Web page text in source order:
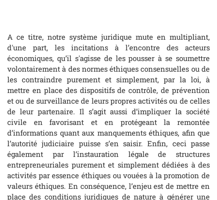
A ce titre, notre système juridique mute en multipliant,
d'une part, les incitations à l’encontre des acteurs
économiques, qu’il s'agisse de les pousser à se soumettre
volontairement à des normes éthiques consensuelles ou de
les contraindre purement et simplement, par la loi, à
mettre en place des dispositifs de contrôle, de prévention
et ou de surveillance de leurs propres activités ou de celles
de leur partenaire. Il s’agit aussi d’impliquer la société
civile en favorisant et en protégeant la remontée
d’informations quant aux manquements éthiques, afin que
l’autorité judiciaire puisse s’en saisir. Enfin, ceci passe
également par l’instauration légale de structures
entrepreneuriales purement et simplement dédiées à des
activités par essence éthiques ou vouées à la promotion de
valeurs éthiques. En conséquence, l’enjeu est de mettre en
place des conditions juridiques de nature à générer une